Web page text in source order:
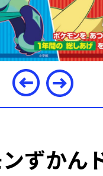
ずかん